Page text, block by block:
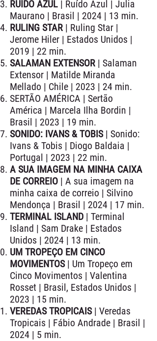
RUÍDO AZUL | Ruído Azul | Julia
Maurano | Brasil | 2024 | 13 min.
RULING STAR | Ruling Star |
Jerome Hiler | Estados Unidos |
2019 | 22 min.
SALAMAN EXTENSOR | Salaman
Extensor | Matilde Miranda
Mellado | Chile | 2023 | 24 min.
SERTÃO AMÉRICA | Sertão
América | Marcela Ilha Bordin |
Brasil | 2023 | 19 min.
SONIDO: IVANS & TOBIS | Sonido:
Ivans & Tobis | Diogo Baldaia |
Portugal | 2023 | 22 min.
A SUA IMAGEM NA MINHA CAIXA
DE CORREIO | A sua imagem na
minha caixa de correio | Silvino
Mendonça | Brasil | 2024 | 17 min.
TERMINAL ISLAND | Terminal
Island | Sam Drake | Estados
Unidos | 2024 | 13 min.
UM TROPEÇO EM CINCO
MOVIMENTOS | Um Tropeço em
Cinco Movimentos | Valentina
Rosset | Brasil, Estados Unidos |
2023 | 15 min.
VEREDAS TROPICAIS| Veredas
Tropicais | Fábio Andrade | Brasil |
2024 | 5 min.